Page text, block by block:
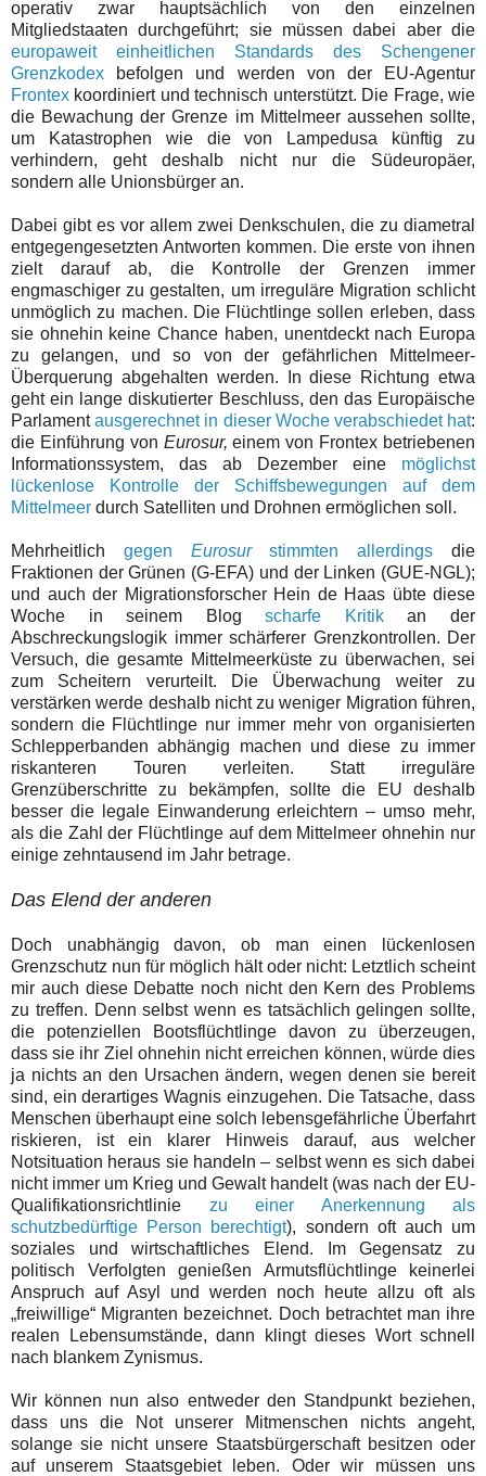
operativ zwar hauptsächlich von den einzelnen
Mitgliedstaaten durchgeführt; sie müssen dabei aber die
europaweit einheitlichen Standards des Schengener
Grenzkodex befolgen und werden von der EU-Agentur
Frontex koordiniert und technisch unterstützt. Die Frage, wie
die Bewachung der Grenze im Mittelmeer aussehen sollte,
um Katastrophen wie die von Lampedusa künftig zu
verhindern, geht deshalb nicht nur die Südeuropäer,
sondern alle Unionsbürger an.
Dabei gibt es vor allem zwei Denkschulen, die zu diametral
entgegengesetzten Antworten kommen. Die erste von ihnen
zielt darauf ab, die Kontrolle der Grenzen immer
engmaschiger zu gestalten, um irreguläre Migration schlicht
unmöglich zu machen. Die Flüchtlinge sollen erleben, dass
sie ohnehin keine Chance haben, unentdeckt nach Europa
zu gelangen, und so von der gefährlichen Mittelmeer-
Überquerung abgehalten werden. In diese Richtung etwa
geht ein lange diskutierter Beschluss, den das Europäische
Parlamentausgerechnet in dieser Woche verabschiedet hat:
die Einführung von Eurosur,einem von Frontex betriebenen
Informationssystem, das ab Dezember eine möglichst
lückenlose Kontrolle der Schiffsbewegungen auf dem
Mittelmeer durch Satelliten und Drohnen ermöglichen soll.
Mehrheitlich gegen Eurosurstimmten allerdings die
Fraktionen der Grünen (G-EFA) und der Linken (GUE-NGL);
und auch der Migrationsforscher Hein de Haas übte diese
Woche in seinem Blogscharfe Kritikan der
Abschreckungslogik immer schärferer Grenzkontrollen. Der
Versuch, die gesamte Mittelmeerküste zu überwachen, sei
zum Scheitern verurteilt. Die Überwachung weiter zu
verstärken werde deshalb nicht zu weniger Migration führen,
sondern die Flüchtlinge nur immer mehr von organisierten
Schlepperbanden abhängig machen und diese zu immer
riskanteren Touren verleiten. Statt irreguläre
Grenzüberschritte zu bekämpfen, sollte die EU deshalb
besser die legale Einwanderung erleichtern – umso mehr,
als die Zahl der Flüchtlinge auf dem Mittelmeer ohnehin nur
einige zehntausend im Jahr betrage.
Das Elend der anderen
Doch unabhängig davon, ob man einen lückenlosen
Grenzschutz nun für möglich hält oder nicht: Letztlich scheint
mir auch diese Debatte noch nicht den Kern des Problems
zu treffen. Denn selbst wenn es tatsächlich gelingen sollte,
die potenziellen Bootsflüchtlinge davon zu überzeugen,
dass sie ihr Ziel ohnehin nicht erreichen können, würde dies
ja nichts an den Ursachen ändern, wegen denen sie bereit
sind, ein derartiges Wagnis einzugehen. Die Tatsache, dass
Menschen überhaupt eine solch lebensgefährliche Überfahrt
riskieren, ist ein klarer Hinweis darauf, aus welcher
Notsituation heraus sie handeln – selbst wenn es sich dabei
nicht immer um Krieg und Gewalt handelt (was nach der EU-
Qualifikationsrichtlinie zu einer Anerkennung als
schutzbedürftige Person berechtigt), sondern oft auch um
soziales und wirtschaftliches Elend. Im Gegensatz zu
politisch Verfolgten genießen Armutsflüchtlinge keinerlei
Anspruch auf Asyl und werden noch heute allzu oft als
„freiwillige“ Migranten bezeichnet. Doch betrachtet man ihre
realen Lebensumstände, dann klingt dieses Wort schnell
nach blankem Zynismus.
Wir können nun also entweder den Standpunkt beziehen,
dass uns die Not unserer Mitmenschen nichts angeht,
solange sie nicht unsere Staatsbürgerschaft besitzen oder
auf unserem Staatsgebiet leben. Oder wir müssen uns